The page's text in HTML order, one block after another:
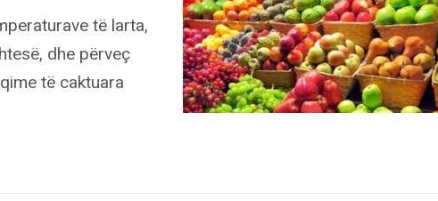
të larta,
dhe përveç
të caktuara